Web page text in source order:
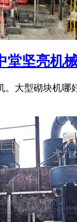
堂坚亮机
。大型砌块机哪